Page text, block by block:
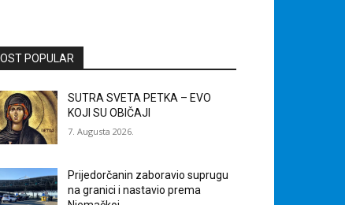
POPULAR
SUTRA SVETA PETKA – EVO
KOJI SU OBIČAJI
7. Augusta 2026.
Prijedorčanin zaboravio suprugu
na granici i nastavio prema